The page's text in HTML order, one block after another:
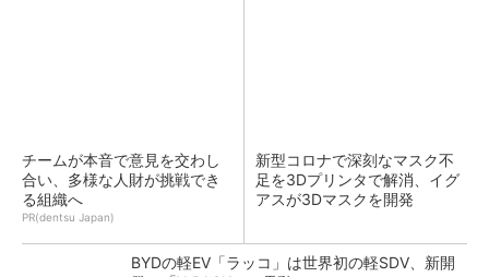
チームが本音で意見を交わし
合い、多様な人財が挑戦でき
る組織へ
PR(dentsu Japan)
新型コロナで深刻なマスク不
足を3Dプリンタで解消、イグ
アスが3Dマスクを開発
BYDの軽EV「ラッコ」は世界初の軽SDV、新開